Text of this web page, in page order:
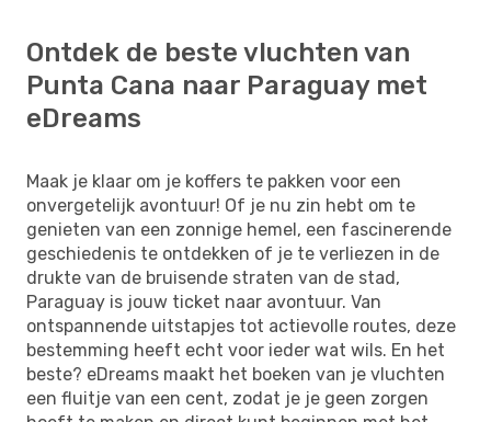
Ontdek de beste vluchten van
Punta Cana naar Paraguay met
eDreams
Maak je klaar om je koffers te pakken voor een
onvergetelijk avontuur! Of je nu zin hebt om te
genieten van een zonnige hemel, een fascinerende
geschiedenis te ontdekken of je te verliezen in de
drukte van de bruisende straten van de stad,
Paraguay is jouw ticket naar avontuur. Van
ontspannende uitstapjes tot actievolle routes, deze
bestemming heeft echt voor ieder wat wils. En het
beste? eDreams maakt het boeken van je vluchten
een fluitje van een cent, zodat je je geen zorgen